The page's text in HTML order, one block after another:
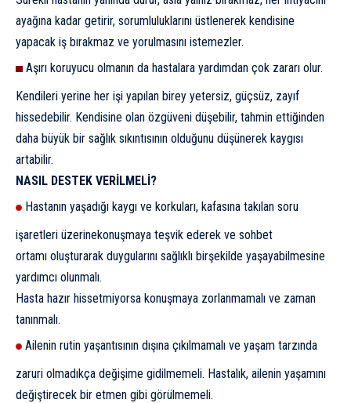
ayağına kadar getirir, sorumluluklarını üstlenerek kendisine
yapacak iş bırakmaz ve yorulmasını istemezler.
Aşırı koruyucu olmanın da hastalara yardımdan çok zararı olur.
Kendileri yerine her işi yapılan birey yetersiz, güçsüz, zayıf
hissedebilir. Kendisine olan özgüveni düşebilir, tahmin ettiğinden
daha büyük bir sağlık sıkıntısının olduğunu düşünerek kaygısı
artabilir.
NASIL DESTEK VERİLMELİ?
Hastanın yaşadığı kaygı ve korkuları, kafasına takılan soru
işaretleri üzerinekonuşmaya teşvik ederek ve sohbet
ortamı oluşturarak duygularını sağlıklı birşekilde yaşayabilmesine
yardımcı olunmalı.
Hasta hazır hissetmiyorsa konuşmaya zorlanmamalı ve zaman
tanınmalı.
Ailenin rutin yaşantısının dışına çıkılmamalı ve yaşam tarzında
zaruri olmadıkça değişime gidilmemeli. Hastalık, ailenin yaşamını
değiştirecek bir etmen gibi görülmemeli.